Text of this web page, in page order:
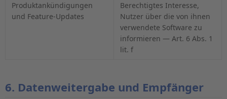
Produktankündigungen
und Feature-Updates
Berechtigtes Interesse,
Nutzer über die von ihnen
verwendete Software zu
informieren — Art. 6 Abs. 1
lit. f
6. Datenweitergabe und Empfänger